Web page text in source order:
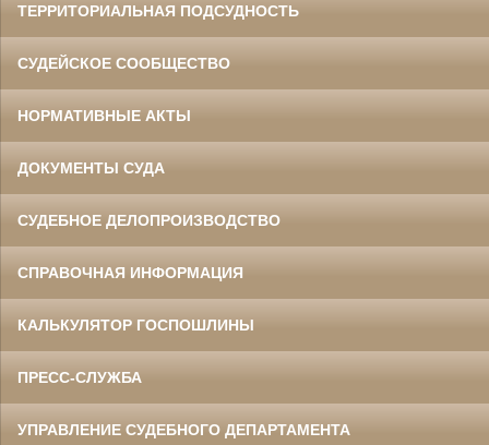
ТЕРРИТОРИАЛЬНАЯ ПОДСУДНОСТЬ
СУДЕЙСКОЕ СООБЩЕСТВО
НОРМАТИВНЫЕ АКТЫ
ДОКУМЕНТЫ СУДА
СУДЕБНОЕ ДЕЛОПРОИЗВОДСТВО
СПРАВОЧНАЯ ИНФОРМАЦИЯ
КАЛЬКУЛЯТОР ГОСПОШЛИНЫ
ПРЕСС-СЛУЖБА
УПРАВЛЕНИЕ СУДЕБНОГО ДЕПАРТАМЕНТА